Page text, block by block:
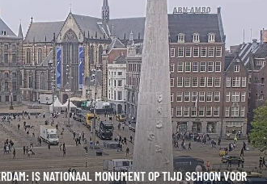
IS NATIONAAL MONUMENT OP TIJD SCHOON VOOR